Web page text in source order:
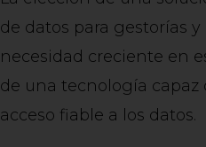
de datos para gestorías y
necesidad creciente en
de una tecnología capaz
acceso fiable a los datos.